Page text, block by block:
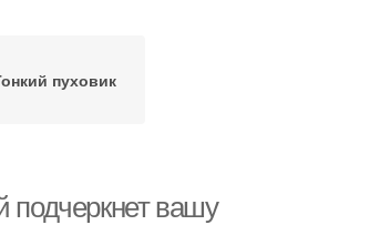
пуховик
подчеркнет вашу